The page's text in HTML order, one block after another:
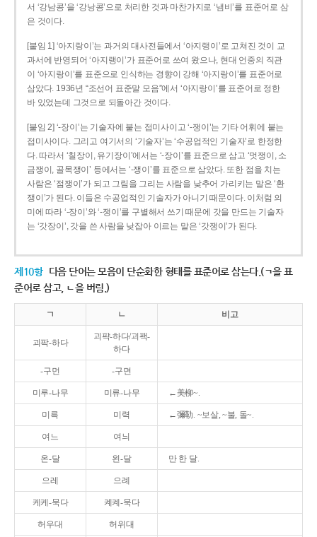
서 ‘강남콩’을 ‘강낭콩’으로 처리한 것과 마찬가지로 ‘냄비’를 표준어로 삼
은 것이다.
[붙임 1] ‘아지랑이’는 과거의 대사전들에서 ‘아지랭이’로 고쳐진 것이 교
과서에 반영되어 ‘아지랭이’가 표준어로 쓰여 왔으나, 현대 언중의 직관
이 ‘아지랑이’를 표준으로 인식하는 경향이 강해 ‘아지랑이’를 표준어로
삼았다. 1936년 “조선어 표준말 모음”에서 ‘아지랑이’를 표준어로 정한
바 있었는데 그것으로 되돌아간 것이다.
[붙임 2] ‘-장이’는 기술자에 붙는 접미사이고 ‘-쟁이’는 기타 어휘에 붙는
접미사이다. 그리고 여기서의 ‘기술자’는 ‘수공업적인 기술자’로 한정한
다. 따라서 ‘칠장이, 유기장이’에서는 ‘-장이’를 표준으로 삼고 ‘멋쟁이, 소
금쟁이, 골목쟁이’ 등에서는 ‘-쟁이’를 표준으로 삼았다. 또한 점을 치는
사람은 ‘점쟁이’가 되고 그림을 그리는 사람을 낮추어 가리키는 말은 ‘환
쟁이’가 된다. 이들은 수공업적인 기술자가 아니기 때문이다. 이처럼 의
미에 따라 ‘-장이’와 ‘-쟁이’를 구별해서 쓰기 때문에 갓을 만드는 기술자
는 ‘갓장이’, 갓을 쓴 사람을 낮잡아 이르는 말은 ‘갓쟁이’가 된다.
제10항 다음 단어는 모음이 단순화한 형태를 표준어로 삼는다.(ㄱ을 표
준어로 삼고, ㄴ을 버림.)
ㄱ ㄴ 비고
괴팍-하다
괴퍅-하다/괴팩-
하다
-구먼 -구면
미루-나무 미류-나무 ←美柳~.
미륵 미력 ←彌勒. ~보살, ~불, 돌~.
여느 여늬
온-달 왼-달 만 한 달.
으레 으례
케케-묵다 켸켸-묵다
허우대 허위대